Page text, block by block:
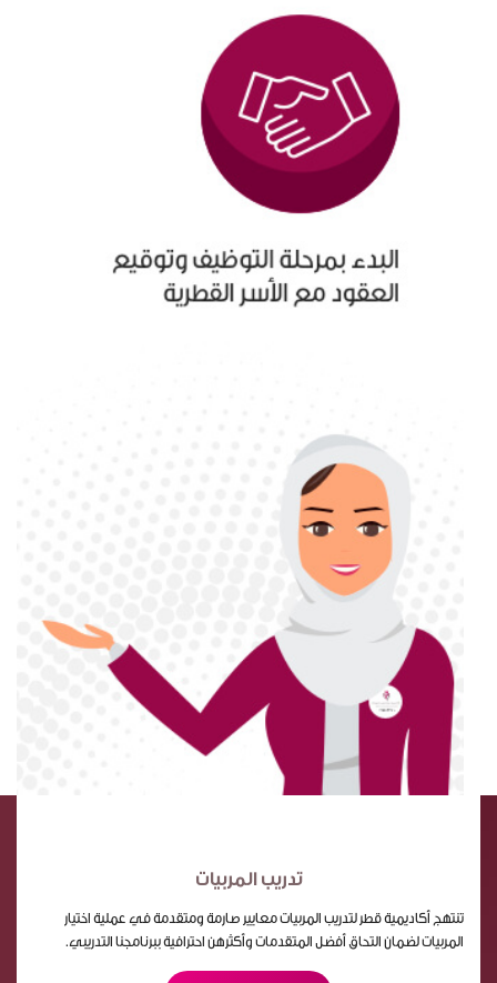
تدريب المربيات
تنتهج أكاديمية قطر لتدريب المربيات معايير صارمة ومتقدمة في عملية اختيار
المربيات لضمان التحاق أفضل المتقدمات وأكثرهن احترافية ببرنامجنا التدريبي.